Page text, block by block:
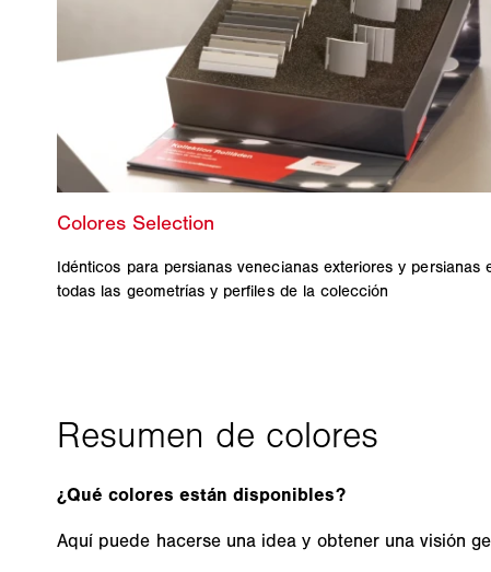
Idénticos para persianas venecianas exteriores y persianas
todas las geometrías y perfiles de la colección
¿Qué colores están disponibles?
Aquí puede hacerse una idea y obtener una visión